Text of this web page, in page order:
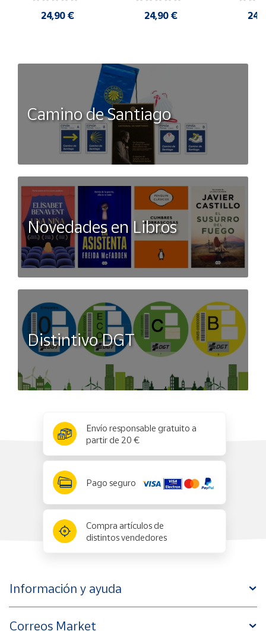
24,90 € 24,90 €
Camino de Santiago
Novedades en Libros
Distintivo DGT
Envío responsable gratuito a
partir de 20 €
Pago seguro
Compra artículos de
distintos vendedores
Información y ayuda
Correos Market